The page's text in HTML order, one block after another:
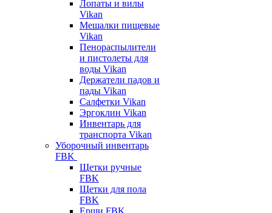
Лопаты и вилы
Vikan
Мешалки пищевые
Vikan
Пенораспылители
и пистолеты для
воды Vikan
Держатели падов и
пады Vikan
Салфетки Vikan
Эргоклин Vikan
Инвентарь для
транспорта Vikan
Уборочный инвентарь
FBK
Щетки ручные
FBK
Щетки для пола
FBK
Ерши FBK